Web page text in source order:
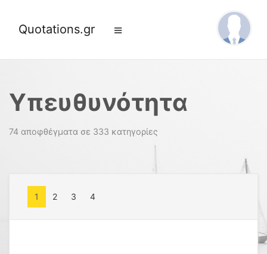
Quotations.gr
Υπευθυνότητα
74 αποφθέγματα σε 333 κατηγορίες
1 2 3 4